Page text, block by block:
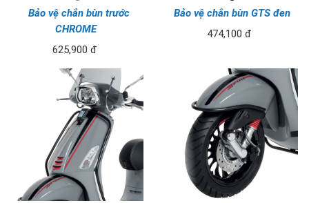
Bảo vệ chắn bùn trước
CHROME
625,900 đ
Bảo vệ chắn bùn GTS đen
474,100 đ